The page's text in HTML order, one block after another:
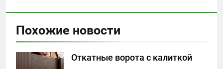
Похожие новости
Откатные ворота с калиткой